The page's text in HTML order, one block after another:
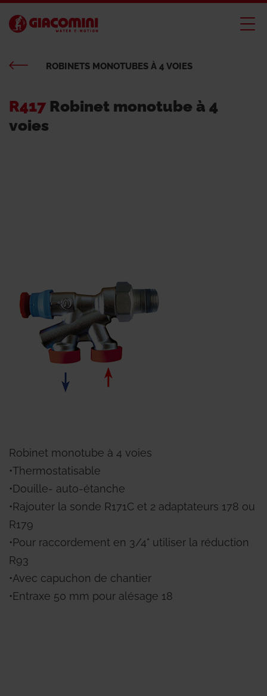
ROBINETS MONOTUBES À 4 VOIES
R417 Robinet monotube à 4
voies
Robinet monotube à 4 voies
•Thermostatisable
•Douille- auto-étanche
•Rajouter la sonde R171C et 2 adaptateurs 178 ou
R179
•Pour raccordement en 3/4" utiliser la réduction
R93
•Avec capuchon de chantier
•Entraxe 50 mm pour alésage 18